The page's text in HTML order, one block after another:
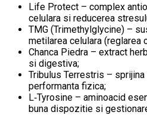
Life Protect – complex
celulara si reducerea
TMG (Trimethylglycine) –
metilarea celulara (reglarea
Chanca Piedra – extract
si digestiva;
Tribulus Terrestris –
performanta fizica;
L‑Tyrosine – aminoacid
buna dispozitie si